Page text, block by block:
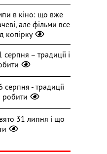
в кіно: що вже
але фільми все
копірку
– традиції і
серпня - традиції
31 липня і що